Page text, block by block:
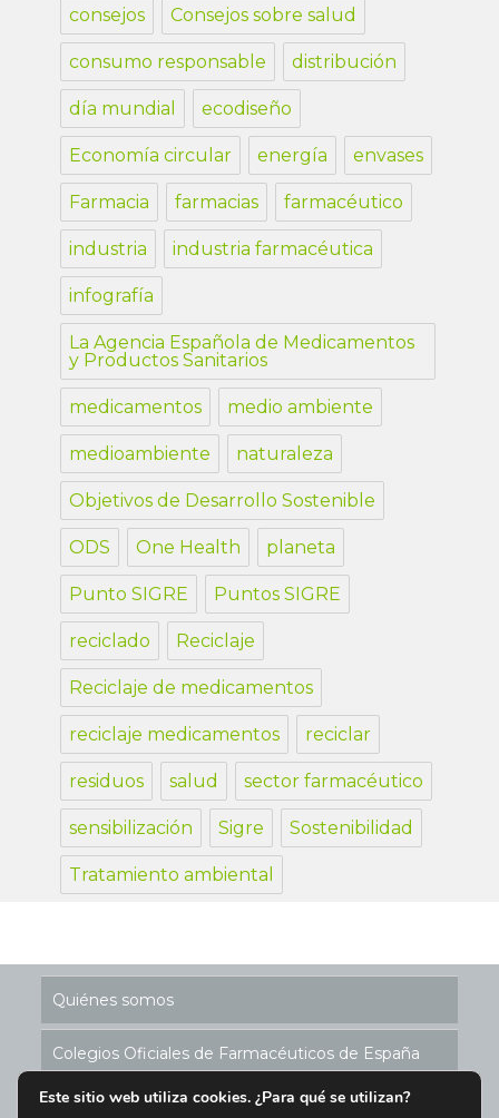
consejos Consejos sobre salud
consumo responsable distribución
día mundial ecodiseño
Economía circular energía envases
Farmacia farmacias farmacéutico
industria industria farmacéutica
infografía
La Agencia Española de Medicamentos
y Productos Sanitarios
medicamentos medio ambiente
medioambiente naturaleza
Objetivos de Desarrollo Sostenible
ODS One Health planeta
Punto SIGRE Puntos SIGRE
reciclado Reciclaje
Reciclaje de medicamentos
reciclaje medicamentos reciclar
residuos salud sector farmacéutico
sensibilización Sigre Sostenibilidad
Tratamiento ambiental
Quiénes somos
Colegios Oficiales de Farmacéuticos de España
Historia de los Puntos SIGRE
Este sitio web utiliza cookies. ¿Para qué se utilizan?